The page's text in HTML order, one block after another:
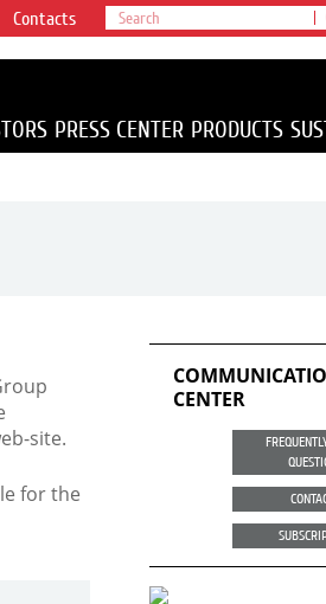
Contacts
PRESS CENTER PRODUCTS
site.
for the
CENTER